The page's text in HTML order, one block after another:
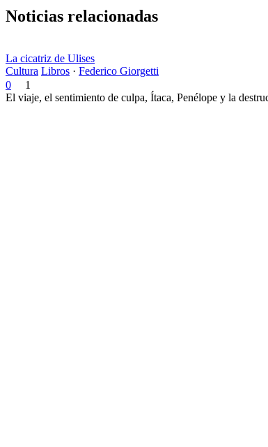
Noticias relacionadas
La cicatriz de Ulises
Cultura Libros · Federico Giorgetti
0
1
El viaje, el sentimiento de culpa, Ítaca, Penélope y la